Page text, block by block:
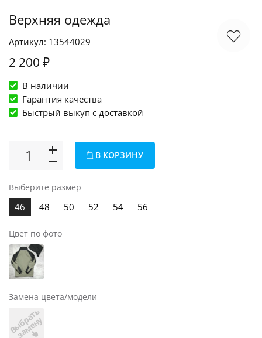
Верхняя одежда
Артикул: 13544029
2 200 ₽
В наличии
Гарантия качества
Быстрый выкуп c доставкой
В КОРЗИНУ
Выберите размер
46 48 50 52 54 56
Цвет по фото
Замена цвета/модели
В
ы
б
р
а
т
ь
з
а
м
е
н
у